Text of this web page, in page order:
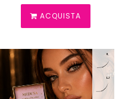
ACQUISTA